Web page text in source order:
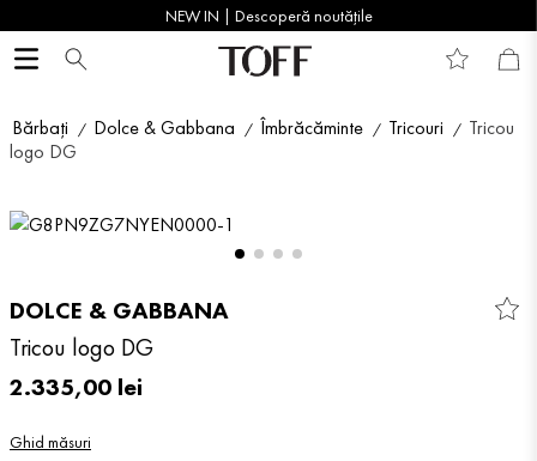
NEW IN | Descoperă noutățile
Bărbați Dolce & Gabbana Îmbrăcăminte Tricouri
Tricou
logo DG
DOLCE & GABBANA
Tricou logo DG
2.335,00 lei
Ghid măsuri